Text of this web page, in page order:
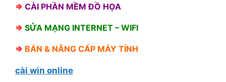
⇒ CÀI PHẦN MỀM ĐỒ HỌA
⇒ SỬA MẠNG INTERNET – WIFI
⇒ BÁN & NÂNG CẤP MÁY TÍNH
cài win online